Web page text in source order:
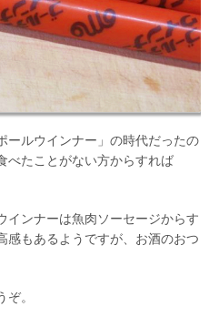
ールウインナー」の時代だったの
べたことがない方からすれば
インナーは魚肉ソーセージからす
感もあるようですが、お酒のおつ
。